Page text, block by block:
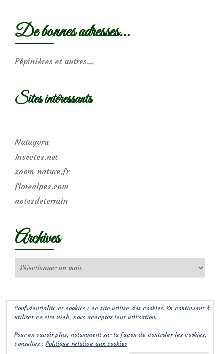
De bonnes adresses…
Pépinières et autres…
Sites intéressants
Natagora
Insectes.net
zoom-nature.fr
florealpes.com
notesdeterrain
Archives
Confidentialité et cookies : ce site utilise des cookies. En continuant à
utiliser ce site Web, vous acceptez leur utilisation.
Pour en savoir plus, notamment sur la façon de contrôler les cookies,
consultez :Politique relative aux cookies